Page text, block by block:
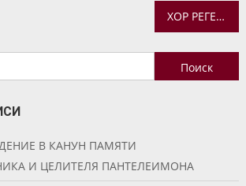
ХОР РЕГЕНТСКОЙ ШКОЛЫ ПЕЛ ЗА БОГОСЛУЖЕНИЕМ В ВОСКРЕСЕНСКОМ ХРАМЕ Г. ТУТАЕВА
Найти:
В КАНУН ПАМЯТИ
И ЦЕЛИТЕЛЯ ПАНТЕЛЕИМОНА